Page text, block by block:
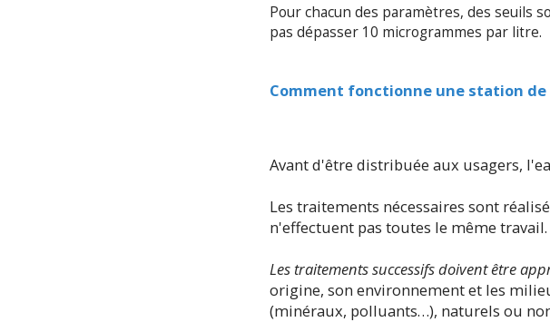
Pour chacun des paramètres, des seuils
pas dépasser 10 microgrammes par litre.
Comment fonctionne une station
Avant d'être distribuée aux usagers,
Les traitements nécessaires sont
n'effectuent pas toutes le même travail.
Les traitements successifs doivent être
origine, son environnement et les
(minéraux, polluants…), naturels ou